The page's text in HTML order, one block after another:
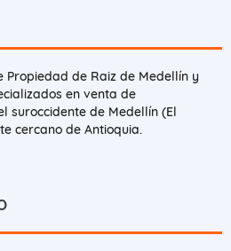
Propiedad de Raiz de Medellín y
en venta de
suroccidente de Medellín (El
cercano de Antioquia.